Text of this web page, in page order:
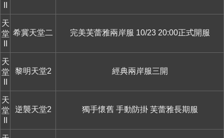
天
堂 希冀天堂二 完美芙蕾雅兩岸服 10/23 20:00正式開服
天
堂
黎明天堂2 經典兩岸服三開
天
堂
逆襲天堂2 獨手懷舊 手動防掛 芙蕾雅長期服